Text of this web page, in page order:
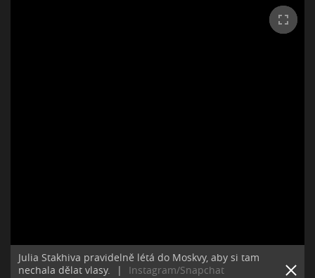
Julia Stakhiva pravidelně létá do Moskvy, aby si tam
nechala dělat vlasy.
| Instagram/Snapchat